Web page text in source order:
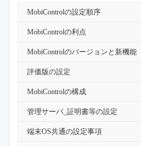
MobiControlの設定順序
MobiControlの利点
MobiControlのバージョンと新機能
評価版の設定
MobiControlの構成
管理サーバ_証明書等の設定
端末OS共通の設定事項